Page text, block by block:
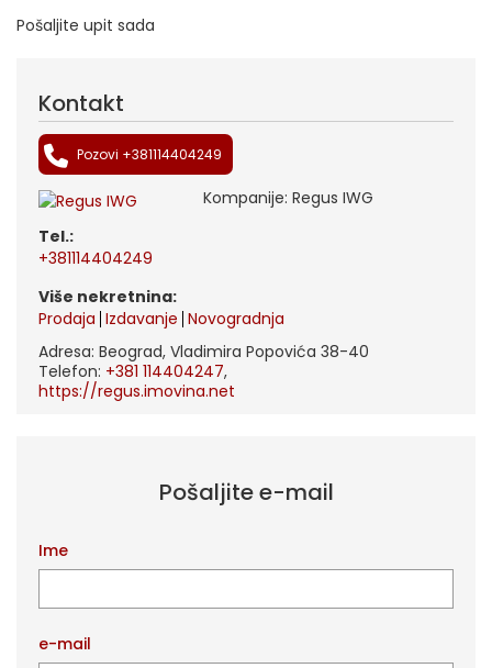
Pošaljite upit sada
Kontakt
Pozovi +381114404249
Kompanije: Regus IWG
tel.:
+381114404249
Više nekretnina:
Prodaja Izdavanje Novogradnja
Adresa: Beograd, Vladimira Popovića 38-40
Telefon: +381 114404247,
https://regus.imovina.net
Pošaljite e-mail
Ime
e-mail